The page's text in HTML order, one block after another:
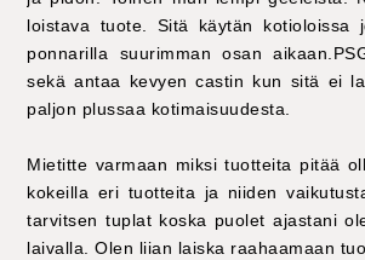
loistava tuote. Sitä käytän kotioloissa
ponnarilla suurimman osan
sekä antaa kevyen castin kun sitä ei
paljon plussaa kotimaisuudesta.
Mietitte varmaan miksi tuotteita pitää
kokeilla eri tuotteita ja niiden
tarvitsen tuplat koska puolet ajastani
laivalla. Olen liian laiska raahaamaan